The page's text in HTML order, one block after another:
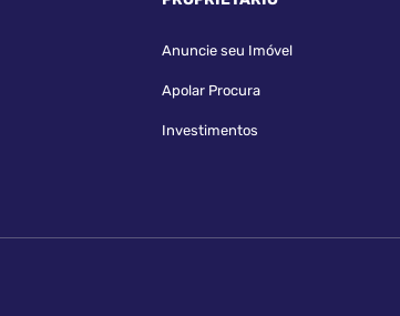
Anuncie seu Imóvel
Apolar Procura
Investimentos